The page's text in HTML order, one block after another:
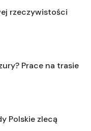
rzeczywistości
Prace na trasie
Polskie zlecą